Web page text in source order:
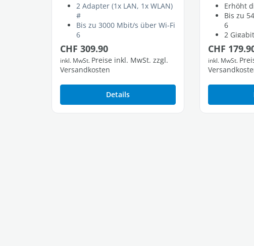
2 Adapter (1x LAN, 1x WLAN)
#
Bis zu 3000 Mbit/s über Wi-Fi
6
2 freie Gigabit-LAN-Ports
Regulärer Preis:
CHF 309.90
inkl. MwSt. Preise inkl. MwSt. zzgl.
Versandkosten
Details
Erhöht
Bis zu
6
2
Regulärer
CHF
inkl. MwSt.